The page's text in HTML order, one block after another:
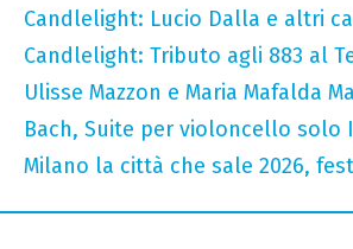
Candlelight: Lucio Dalla e altri
Candlelight: Tributo agli 883 al
Ulisse Mazzon e Maria Mafalda
Bach, Suite per violoncello solo
Milano la città che sale 2026,